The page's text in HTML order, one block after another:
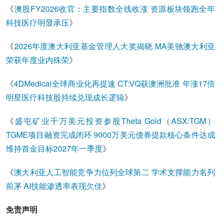
《澳股FY2026收官：主要指数全线收涨 资源板块领跑全年
科技医疗明显承压》
《2026年度澳大利亚基金管理人大奖揭晓 MA美驰澳大利亚
荣获年度业内殊荣》
《4DMedical全球商业化再提速 CT:VQ获澳洲批准 年涨17倍
明星医疗科技股持续兑现成长逻辑》
《盛屯矿业千万美元投资参股Theta Gold（ASX:TGM）
TGME项目融资完成闭环 9000万美元债券提款核心条件达成
维持首金目标2027年一季度》
《澳大利亚人工智能竞争力位列全球第二 学术支撑能力名列
前茅 AI技能渗透率表现欠佳》
免责声明